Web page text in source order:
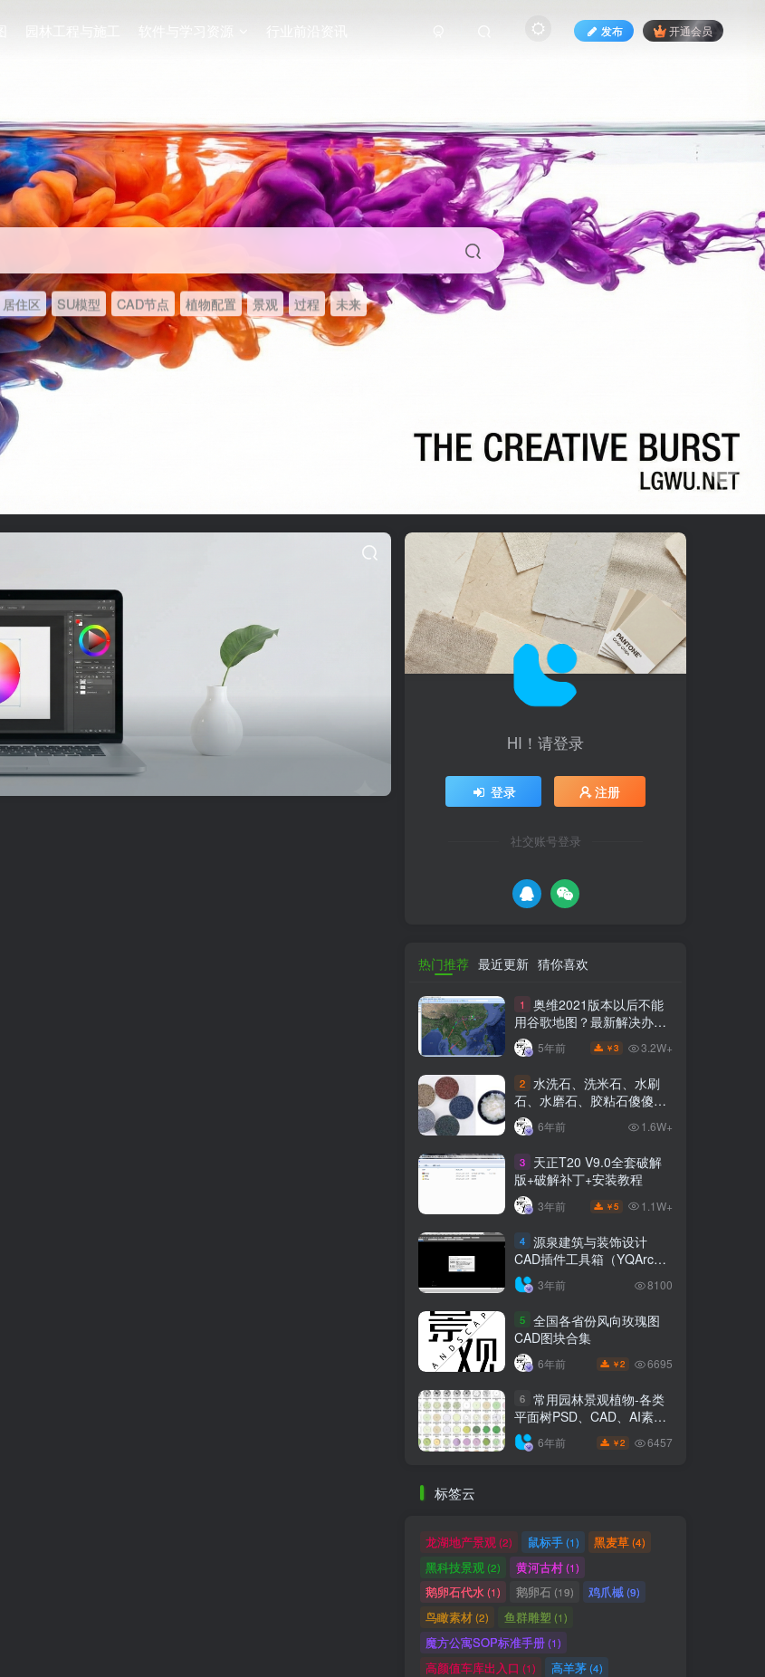
园林工程与施工 软件与学习资源 行业前沿资讯 发布 开通会员
居住区 SU模型 CAD节点 植物配置 景观 过程 未来
HI！请登录
登录 注册
社交账号登录
热门推荐 最近更新 猜你喜欢
1
奥维2021版本以后不能
用谷歌地图？最新解决办法
苹果安卓电脑
5年前 ￥3 3.2W+
2 水洗石、洗米石、水刷
石、水磨石、胶粘石傻傻分
不清楚
6年前 1.6W+
3
天正T20 V9.0全套破解
版+破解补丁+安装教程
3年前 ￥5 1.1W+
4 源泉建筑与装饰设计
CAD插件工具箱（YQArch
6.7.4）
3年前 8100
5 全国各省份风向玫瑰图
CAD图块合集
6年前 ￥2 6695
6 常用园林景观植物-各类
平面树PSD、CAD、AI素材
线稿
6年前 ￥2 6457
标签云
龙湖地产景观 (2) 鼠标手(1) 黑麦草(4)
黑科技景观 (2) 黄河古村(1)
鹅卵石代水(1) 鹅卵石(19) 鸡爪槭(9)
鸟瞰素材(2) 鱼群雕塑 (1)
魔方公寓SOP标准手册(1)
高颜值车库出入口 (1) 高羊茅(4)